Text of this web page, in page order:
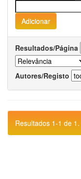
Resultados/Página
Autores/Registo
Resultados 1-1 de 1.